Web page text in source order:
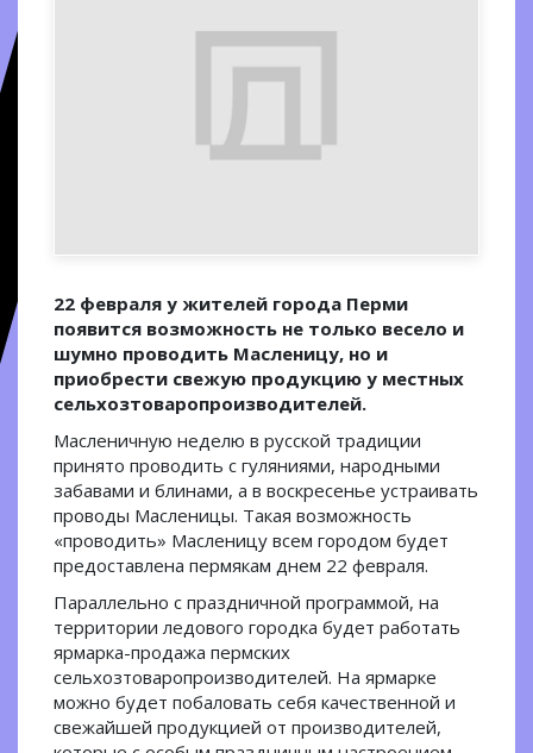
22 февраля у жителей города Перми
появится возможность не только весело и
шумно проводить Масленицу, но и
приобрести свежую продукцию у местных
сельхозтоваропроизводителей.
Масленичную неделю в русской традиции
принято проводить с гуляниями, народными
забавами и блинами, а в воскресенье устраивать
проводы Масленицы. Такая возможность
«проводить» Масленицу всем городом будет
предоставлена пермякам днем 22 февраля.
Параллельно с праздничной программой, на
территории ледового городка будет работать
ярмарка-продажа пермских
сельхозтоваропроизводителей. На ярмарке
можно будет побаловать себя качественной и
свежайшей продукцией от производителей,